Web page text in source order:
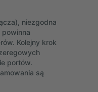
niezgodna
Kolejny krok
portów.
są